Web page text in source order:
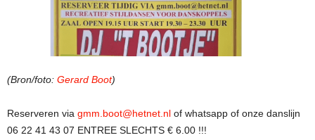
(Bron/foto: Gerard Boot)
Reserveren via gmm.boot@hetnet.nl of whatsapp of onze danslijn
06 22 41 43 07 ENTREE SLECHTS € 6.00 !!!